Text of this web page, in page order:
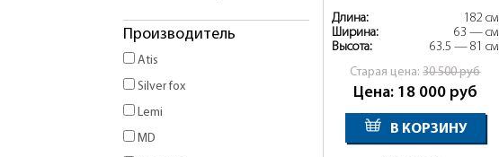
Производитель
Atis
Silver fox
Lemi
MD
Длина:
182 см
Ширина:
63 — см
Высота:
63.5 — 81 см
Cтарая цена:30 500руб
Цена: 18 000 руб
В КОРЗИНУ